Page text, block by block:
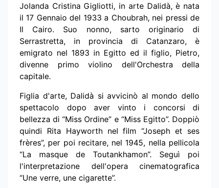
Jolanda Cristina Gigliotti, in arte Dalidà, è nata
il 17 Gennaio del 1933 a Choubrah, nei pressi de
Il Cairo. Suo nonno, sarto originario di
Serrastretta, in provincia di Catanzaro, è
emigrato nel 1893 in Egitto ed il figlio, Pietro,
divenne primo violino dell'Orchestra della
capitale.
Figlia d'arte, Dalidà si avvicinò al mondo dello
spettacolo dopo aver vinto i concorsi di
bellezza di “Miss Ordine” e “Miss Egitto”. Doppiò
quindi Rita Hayworth nel film “Joseph et ses
frères”, per poi recitare, nel 1945, nella pellicola
“La masque de Toutankhamon”. Seguì poi
l'interpretazione dell'opera cinematografica
“Une verre, une cigarette”.